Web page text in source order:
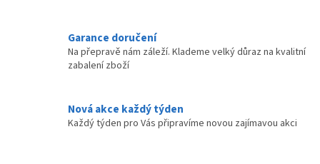
Garance doručení
Na přepravě nám záleží. Klademe velký důraz na kvalitní
zabalení zboží
Nová akce každý týden
Každý týden pro Vás připravíme novou zajímavou akci